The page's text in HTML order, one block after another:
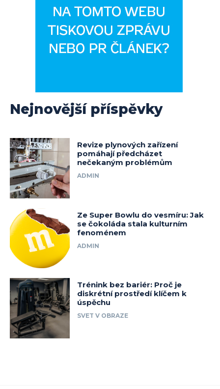
Nejnovější příspěvky
Revize plynových zařízení
pomáhají předcházet
nečekaným problémům
ADMIN
Ze Super Bowlu do vesmíru: Jak
se čokoláda stala kulturním
fenoménem
ADMIN
Trénink bez bariér: Proč je
diskrétní prostředí klíčem k
úspěchu
SVET V OBRAZE